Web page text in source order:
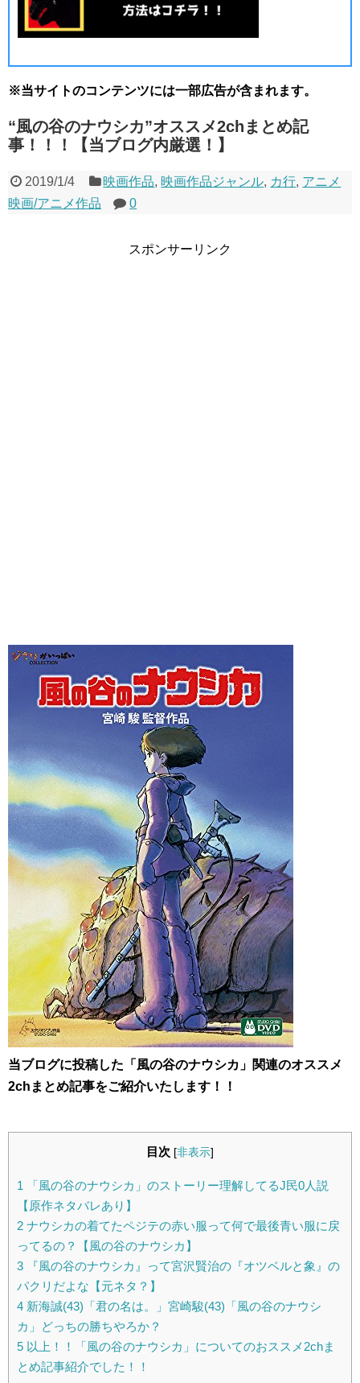
※当サイトのコンテンツには一部広告が含まれます。
“風の谷のナウシカ”オススメ2chまとめ記
事！！！【当ブログ内厳選！】
2019/1/4 映画作品, 映画作品ジャンル, カ行, アニメ
映画/アニメ作品
0
スポンサーリンク
当ブログに投稿した「風の谷のナウシカ」関連のオススメ
2chまとめ記事をご紹介いたします！！
目次 [非表示]
1 「風の谷のナウシカ」のストーリー理解してるJ民0人説
【原作ネタバレあり】
2 ナウシカの着てたペジテの赤い服って何で最後青い服に戻
ってるの？【風の谷のナウシカ】
3 『風の谷のナウシカ』って宮沢賢治の『オツベルと象』の
パクリだよな【元ネタ？】
4 新海誠(43)「君の名は。」宮崎駿(43)「風の谷のナウシ
カ」どっちの勝ちやろか？
5 以上！！「風の谷のナウシカ」についてのおススメ2chま
とめ記事紹介でした！！